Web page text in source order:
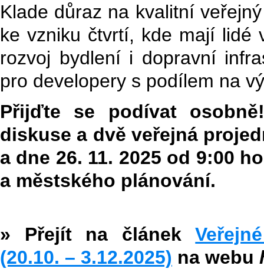
Klade důraz na kvalitní
ke vzniku čtvrtí, kde mají lidé
rozvoj bydlení i dopravní
pro developery s podílem na
Přijďte se podívat
diskuse a dvě veřejná
a dne 26. 11. 2025 od 9:00
a městského plánování.
» Přejít na článek
(20.10. – 3.12.2025) na webu